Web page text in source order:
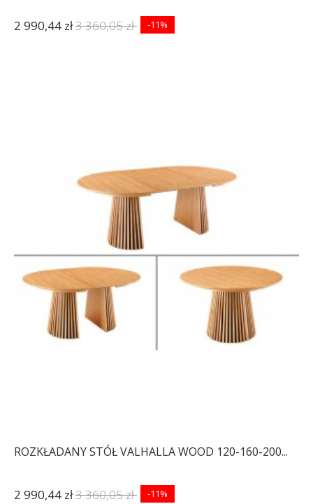
2 990,44 zł3 360,05 zł -11%
ROZKŁADANY STÓŁ VALHALLA WOOD 120-160-200...
2 990,44 zł3 360,05 zł -11%